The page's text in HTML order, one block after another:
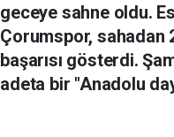
geceye sahne oldu.
Çorumspor, sahadan
başarısı gösterdi.
adeta bir "Anadolu